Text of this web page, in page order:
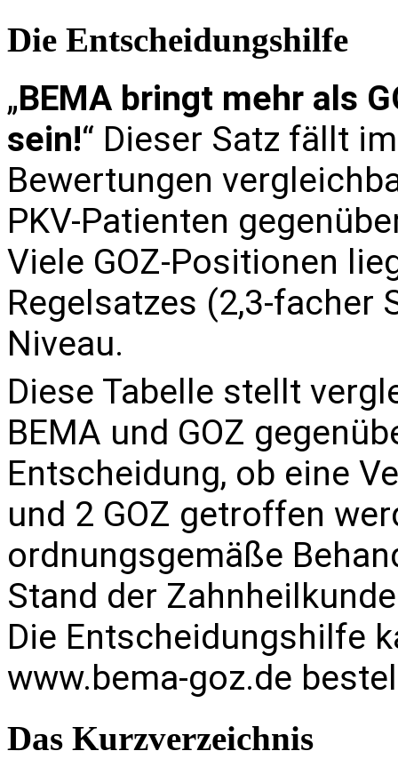
Die Entscheidungshilfe
„BEMA bringt mehr als
sein!“ Dieser Satz fällt
Bewertungen
PKV-Patienten
Viele GOZ-Positionen
Regelsatzes (2,3-facher
Niveau.
Diese Tabelle stellt
BEMA und GOZ
Entscheidung, ob eine
und 2 GOZ getroffen
ordnungsgemäße
Stand der
Die Entscheidungshilfe
www.bema-goz.de
Das Kurzverzeichnis